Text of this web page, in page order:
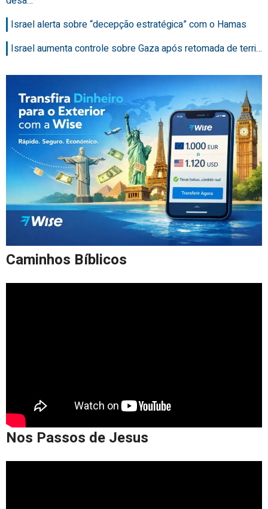
Israel alerta sobre “decepção estratégica” com o Hamas
Israel aumenta controle sobre Gaza após retomada de terri…
Caminhos Bíblicos
Nos Passos de Jesus